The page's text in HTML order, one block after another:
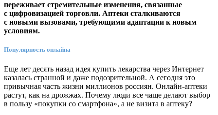
переживает стремительные изменения, связанные
с цифровизацией торговли. Аптеки сталкиваются
с новыми вызовами, требующими адаптации к новым
условиям.
Популярность онлайна
Еще лет десять назад идея купить лекарства через Интернет
казалась странной и даже подозрительной. А сегодня это
привычная часть жизни миллионов россиян. Онлайн-аптеки
растут, как на дрожжах. Почему люди все чаще делают выбор
в пользу «покупки со смартфона», а не визита в аптеку?